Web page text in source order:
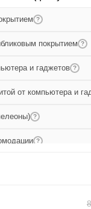
?
покрытием ?
и гаджетов ?
?
?